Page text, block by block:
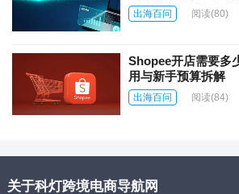
出海百问 阅读(80)
Shopee开店需要多
用与新手预算拆解
出海百问 阅读(84)
关于科灯跨境电商导航网